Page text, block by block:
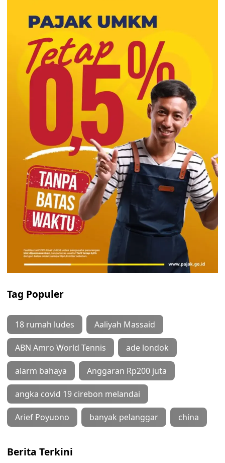
Tag Populer
18 rumah ludes Aaliyah Massaid
ABN Amro World Tennis ade londok
alarm bahaya Anggaran Rp200 juta
angka covid 19 cirebon melandai
Arief Poyuono banyak pelanggar china
Berita Terkini